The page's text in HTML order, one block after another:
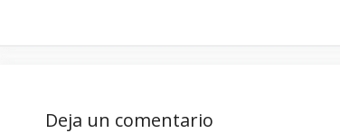
Deja un comentario